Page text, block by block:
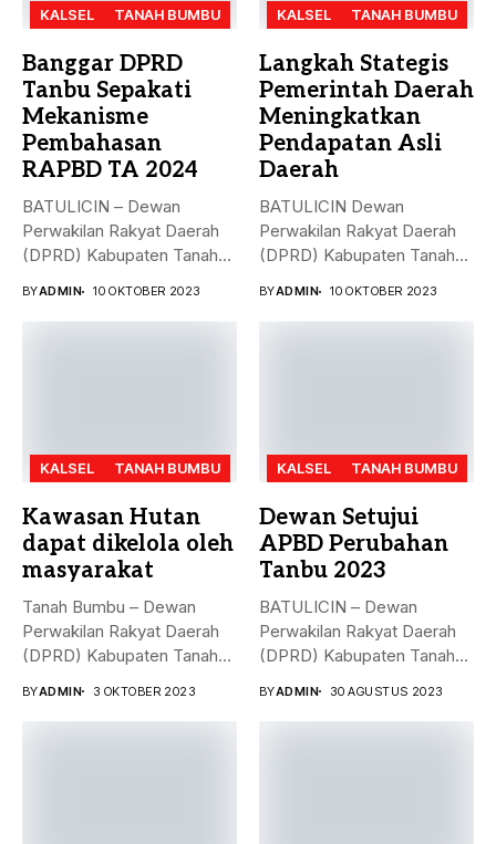
KALSEL TANAH BUMBU
Banggar DPRD
Tanbu Sepakati
Mekanisme
Pembahasan
RAPBD TA 2024
BATULICIN – Dewan
Perwakilan Rakyat Daerah
(DPRD) Kabupaten Tanah
BYADMIN 10 OKTOBER 2023
KALSEL TANAH BUMBU
Langkah Stategis
Pemerintah Daerah
Meningkatkan
Pendapatan Asli
Daerah
BATULICIN Dewan
Perwakilan Rakyat Daerah
(DPRD) Kabupaten Tanah
BYADMIN 10 OKTOBER 2023
KALSEL TANAH BUMBU
Kawasan Hutan
dapat dikelola oleh
masyarakat
Tanah Bumbu – Dewan
Perwakilan Rakyat Daerah
(DPRD) Kabupaten Tanah
BYADMIN 3 OKTOBER 2023
KALSEL TANAH BUMBU
Dewan Setujui
APBD Perubahan
Tanbu 2023
BATULICIN – Dewan
Perwakilan Rakyat Daerah
(DPRD) Kabupaten Tanah
BYADMIN 30 AGUSTUS 2023